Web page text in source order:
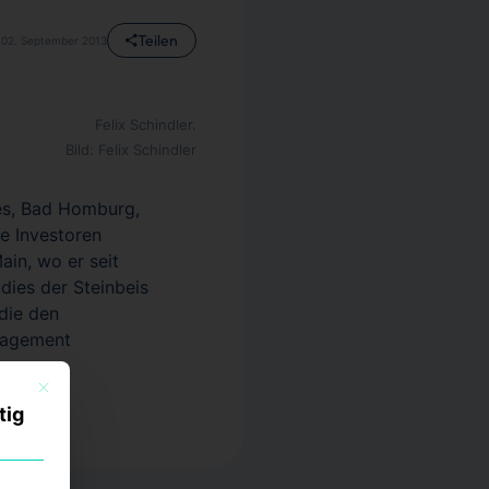
September 2013 Teilen
Felix Schindler.
Bild: Felix Schindler
Bad Homburg,
Investoren
wo er seit
der Steinbeis
den
Mit diesem Button wird der Dialog geschlossen. Seine Funktionalität ist identisch